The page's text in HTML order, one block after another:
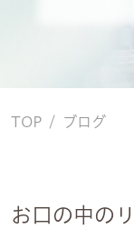
TOP ブログ
お口の中の